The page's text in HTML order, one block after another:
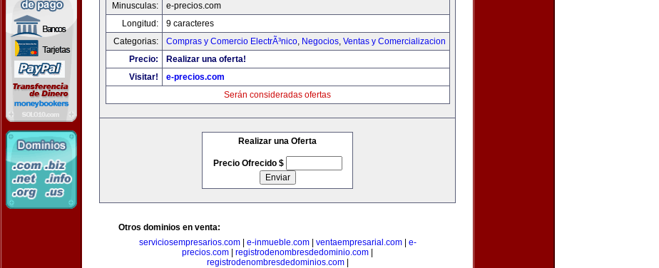
Minusculas:
e-precios.com
Longitud:
9 caracteres
Categorias:
Compras y Comercio ElectrÃ³nico, Negocios, Ventas y Comercializacion
Precio:
Realizar una oferta!
Visitar!
e-precios.com
Serán consideradas ofertas
Realizar una Oferta
Precio Ofrecido $
Otros dominios en venta:
serviciosempresarios.com| e-inmueble.com| ventaempresarial.com| e-
precios.com
registrodenombresdedominio.com
registrodenombresdedominios.com|